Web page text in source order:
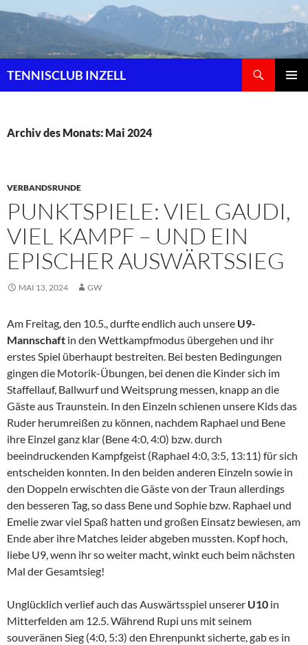
Zum
Inhalt
TENNISCLUB INZELL
Archiv des Monats: Mai 2024
VERBANDSRUNDE
PUNKTSPIELE: VIEL GAUDI,
VIEL KAMPF – UND EIN
EPISCHER AUSWÄRTSSIEG
MAI 13, 2024 GW
Am Freitag, den 10.5., durfte endlich auch unsere U9-
Mannschaft in den Wettkampfmodus übergehen und ihr
erstes Spiel überhaupt bestreiten. Bei besten Bedingungen
gingen die Motorik-Übungen, bei denen die Kinder sich im
Staffellauf, Ballwurf und Weitsprung messen, knapp an die
Gäste aus Traunstein. In den Einzeln schienen unsere Kids das
Ruder herumreißen zu können, nachdem Raphael und Bene
ihre Einzel ganz klar (Bene 4:0, 4:0) bzw. durch
beeindruckenden Kampfgeist (Raphael 4:0, 3:5, 13:11) für sich
entscheiden konnten. In den beiden anderen Einzeln sowie in
den Doppeln erwischten die Gäste von der Traun allerdings
den besseren Tag, so dass Bene und Sophie bzw. Raphael und
Emelie zwar viel Spaß hatten und großen Einsatz bewiesen, am
Ende aber ihre Matches leider abgeben mussten. Kopf hoch,
liebe U9, wenn ihr so weiter macht, winkt euch beim nächsten
Mal der Gesamtsieg!
Unglücklich verlief auch das Auswärtsspiel unserer U10 in
Mitterfelden am 12.5. Während Rupi uns mit seinem
souveränen Sieg (4:0, 5:3) den Ehrenpunkt sicherte, gab es in